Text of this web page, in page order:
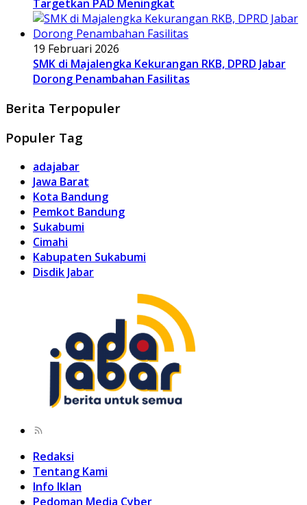
Targetkan PAD Meningkat
19 Februari 2026
SMK di Majalengka Kekurangan RKB, DPRD Jabar
Dorong Penambahan Fasilitas
Berita Terpopuler
Populer Tag
adajabar
Jawa Barat
Kota Bandung
Pemkot Bandung
Sukabumi
Cimahi
Kabupaten Sukabumi
Disdik Jabar
Redaksi
Tentang Kami
Info Iklan
Pedoman Media Cyber